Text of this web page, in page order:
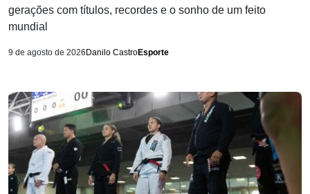
gerações com títulos, recordes e o sonho de um feito
mundial
9 de agosto de 2026 Danilo CastroEsporte